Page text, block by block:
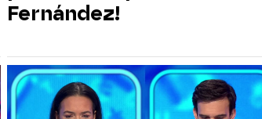
Fernández!